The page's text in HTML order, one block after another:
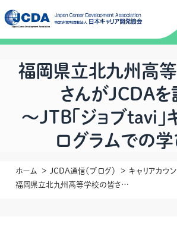
福岡県立北九州高
さんがJCDAを
～JTB「ジョブtavi」
ログラムでの
ホーム JCDA通信（ブログ）
キャリアカウ
福岡県立北九州高等学校の皆さんがJCDAを訪問～JTB「ジョブtavi」キャリアプログラムでの学び～